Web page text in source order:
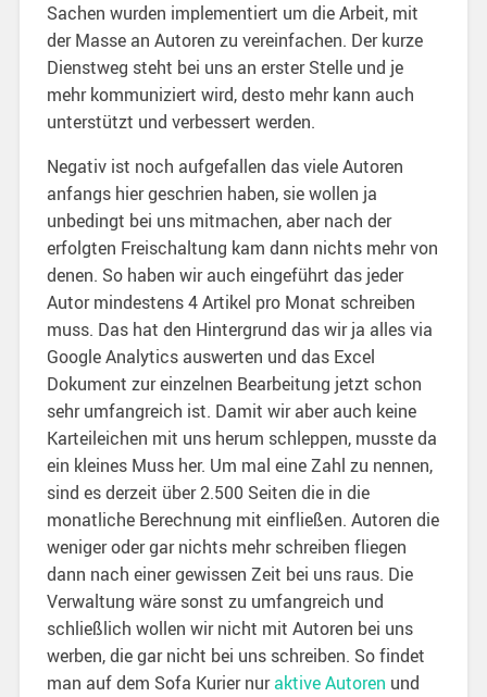
Sachen wurden implementiert um die Arbeit, mit
der Masse an Autoren zu vereinfachen. Der kurze
Dienstweg steht bei uns an erster Stelle und je
mehr kommuniziert wird, desto mehr kann auch
unterstützt und verbessert werden.
Negativ ist noch aufgefallen das viele Autoren
anfangs hier geschrien haben, sie wollen ja
unbedingt bei uns mitmachen, aber nach der
erfolgten Freischaltung kam dann nichts mehr von
denen. So haben wir auch eingeführt das jeder
Autor mindestens 4 Artikel pro Monat schreiben
muss. Das hat den Hintergrund das wir ja alles via
Google Analytics auswerten und das Excel
Dokument zur einzelnen Bearbeitung jetzt schon
sehr umfangreich ist. Damit wir aber auch keine
Karteileichen mit uns herum schleppen, musste da
ein kleines Muss her. Um mal eine Zahl zu nennen,
sind es derzeit über 2.500 Seiten die in die
monatliche Berechnung mit einfließen. Autoren die
weniger oder gar nichts mehr schreiben fliegen
dann nach einer gewissen Zeit bei uns raus. Die
Verwaltung wäre sonst zu umfangreich und
schließlich wollen wir nicht mit Autoren bei uns
werben, die gar nicht bei uns schreiben. So findet
man auf dem Sofa Kurier nuraktive Autoren und